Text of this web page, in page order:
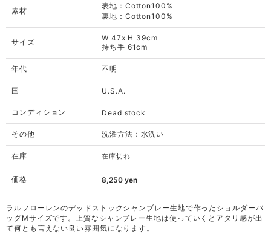
素材
表地：Cotton100%
裏地：Cotton100%
サイズ
W 47x H 39cm
持ち手 61cm
年代 不明
国 U.S.A.
コンディション Dead stock
その他 洗濯方法：水洗い
在庫 在庫切れ
価格 8,250 yen
ラルフローレンのデッドストックシャンブレー生地で作ったショルダーバ
ッグMサイズです。上質なシャンブレー生地は使っていくとアタリ感が出
て何とも言えない良い雰囲気になります。